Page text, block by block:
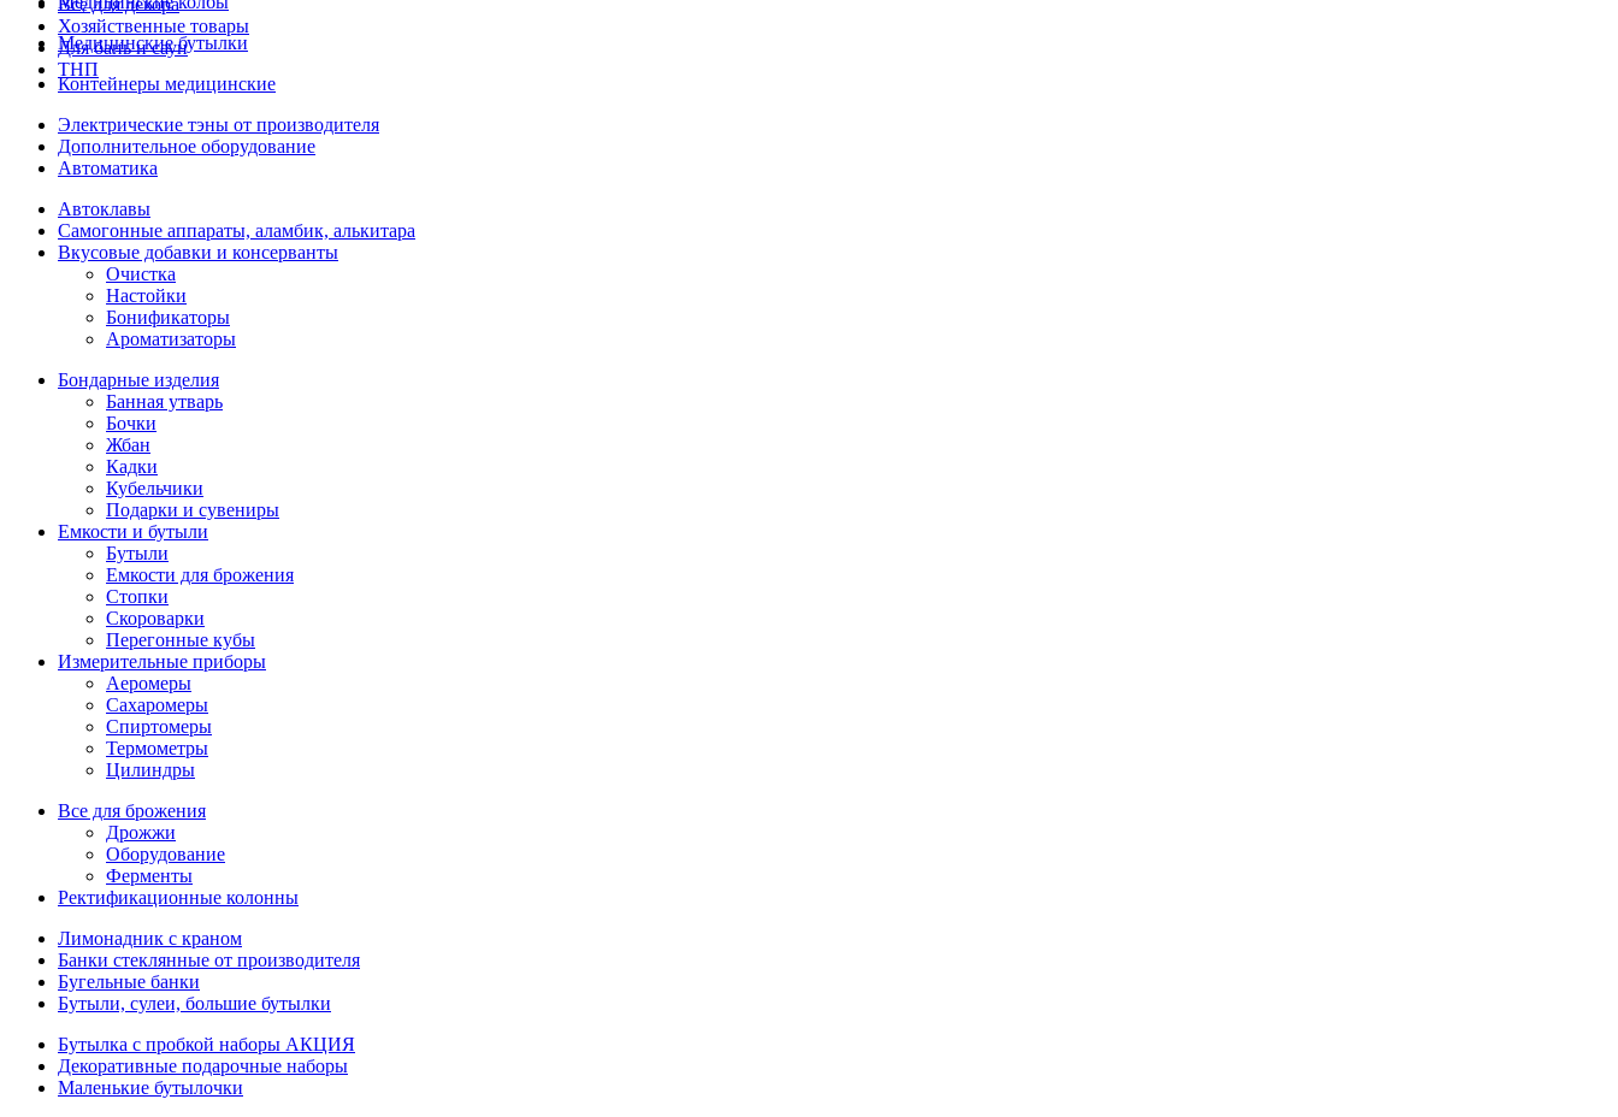
Все для декора
Хозяйственные товары
Для бань и саун
ТНП
Медицинские бутылки
Контейнеры медицинские
Электрические тэны от производителя
Дополнительное оборудование
Автоматика
Автоклавы
Самогонные аппараты, аламбик, алькитара
Вкусовые добавки и консерванты
Очистка
Настойки
Бонификаторы
Ароматизаторы
Бондарные изделия
Банная утварь
Бочки
Жбан
Кадки
Кубельчики
Подарки и сувениры
Емкости и бутыли
Бутыли
Емкости для брожения
Стопки
Скороварки
Перегонные кубы
Измерительные приборы
Аеромеры
Сахаромеры
Спиртомеры
Термометры
Цилиндры
Все для брожения
Дрожжи
Оборудование
Ферменты
Ректификационные колонны
Лимонадник с краном
Банки стеклянные от производителя
Бугельные банки
Бутыли, сулеи, большие бутылки
Бутылка с пробкой наборы АКЦИЯ
Декоративные подарочные наборы
Маленькие бутылочки